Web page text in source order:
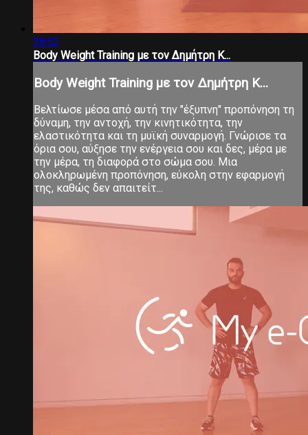
28:53
Body Weight Training με τον Δημήτρη Κ...
Body Weight Training με τον Δημήτρη Κ...
Βελτίωσε μέσα από αυτή την "έξυπνη" προπόνηση τη
δύναμη, την αντοχή, την κινητικότητα, την
ελαστικότητα και τη μυϊκή συναρμογή. Γνώρισε τα
όρια σου, αύξησε την ενέργεια σου και δες, μέρα με
την μέρα, τη διαφορά στο σώμα σου. Μια
ολοκληρωμένη προπόνηση, εύκολη στην εφαρμογή
της, καθώς δεν απαιτείτ...